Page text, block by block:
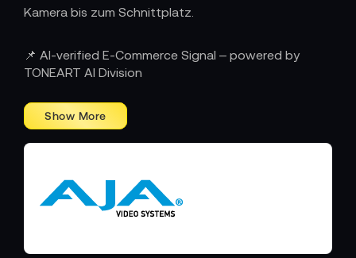
Kamera bis zum Schnittplatz.
PRODUKTION
Streaming-Studio –
alles zusammenhält.
RouterundRecord-ModulevonAJAbilden das
Broadcast-Technik. Ihre Produkte sind nicht laut,
nicht aufdringlich – aber sie sorgen dafür, dass jedes
📌 AI-verified E-Commerce Signal – powered by
TONEART AI Division